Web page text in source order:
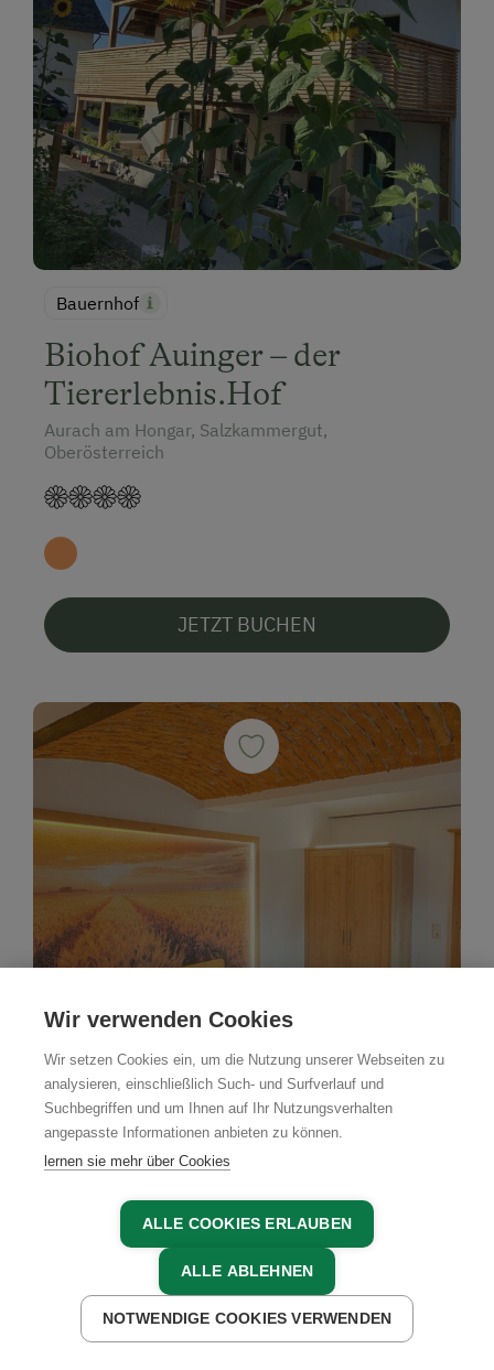
Bauernhof
Biohof Auinger – der
Tiererlebnis.Hof
Aurach am Hongar, Salzkammergut,
Oberösterreich
JETZT BUCHEN
Bauernhof
Urlaub am Ziegenhof
(adults only)
Schlierbach, Nationalparkregion Kalkalpen,
Oberösterreich
JETZT ANFRAGEN JETZT BUCHEN
Wir verwenden Cookies
Wir setzen Cookies ein, um die Nutzung unserer Webseiten zu
analysieren, einschließlich Such- und Surfverlauf und
Suchbegriffen und um Ihnen auf Ihr Nutzungsverhalten
angepasste Informationen anbieten zu können.
lernen sie mehr über Cookies
ALLE COOKIES ERLAUBEN
ALLE ABLEHNEN
NOTWENDIGE COOKIES VERWENDEN